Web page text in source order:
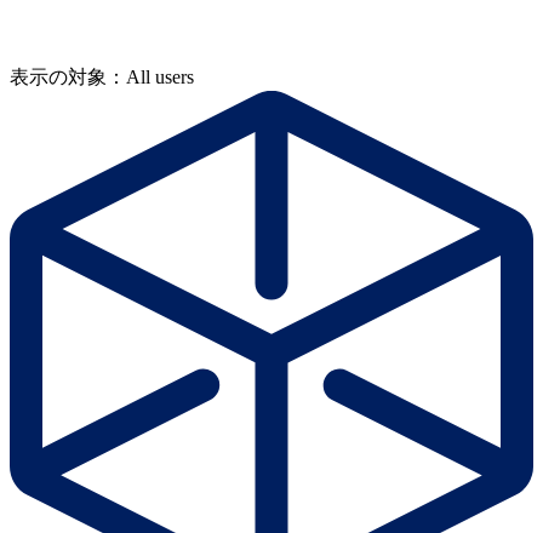
表示の対象：All users